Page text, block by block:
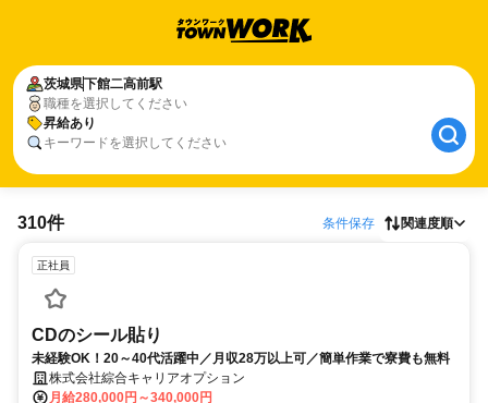
茨城県下館二高前駅
職種を選択してください
昇給あり
キーワードを選択してください
310件 条件保存 関連度順
正社員
CDのシール貼り
未経験OK！20～40代活躍中／月収28万以上可／簡単作業で寮費も無料
株式会社綜合キャリアオプション
月給280,000円～340,000円